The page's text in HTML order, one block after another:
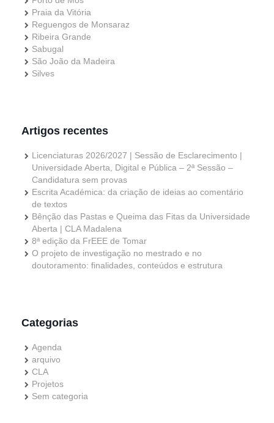
Praia da Vitória
Reguengos de Monsaraz
Ribeira Grande
Sabugal
São João da Madeira
Silves
Artigos recentes
Licenciaturas 2026/2027 | Sessão de Esclarecimento |
Universidade Aberta, Digital e Pública – 2ª Sessão –
Candidatura sem provas
Escrita Académica: da criação de ideias ao comentário
de textos
Bênção das Pastas e Queima das Fitas da Universidade
Aberta | CLA Madalena
8ª edição da FrEEE de Tomar
O projeto de investigação no mestrado e no
doutoramento: finalidades, conteúdos e estrutura
Categorias
Agenda
arquivo
CLA
Projetos
Sem categoria